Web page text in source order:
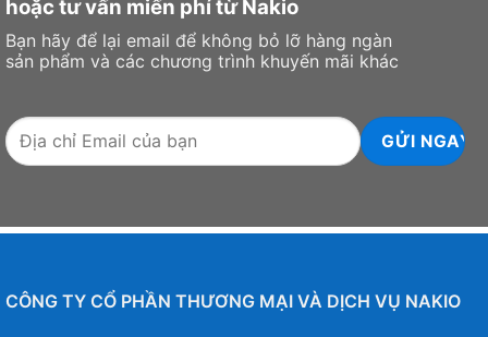
hoặc tư vấn miến phí từ Nakio
Bạn hãy để lại email để không bỏ lỡ hàng ngàn
sản phẩm và các chương trình khuyến mãi khác
CÔNG TY CỔ PHẦN THƯƠNG MẠI VÀ DỊCH VỤ NAKIO